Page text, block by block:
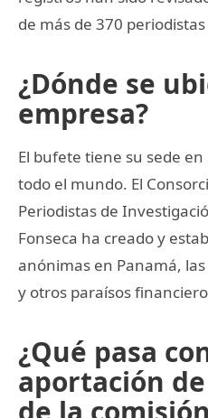
de más de 370
¿Dónde se
empresa?
El bufete tiene su sede
todo el mundo. El
Periodistas de
Fonseca ha creado y
anónimas en Panamá,
y otros paraísos
¿Qué pasa
aportación